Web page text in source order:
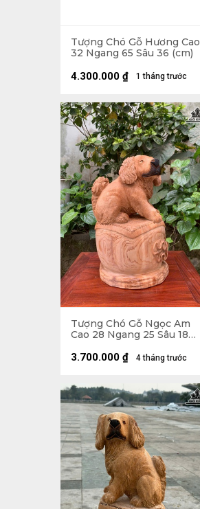
Tượng Chó Gỗ Hương Cao
32 Ngang 65 Sâu 36 (cm)
1 tháng trước
4.300.000 ₫
Tượng Chó Gỗ Ngọc Am
Cao 28 Ngang 25 Sâu 18
4 tháng trước
3.700.000 ₫